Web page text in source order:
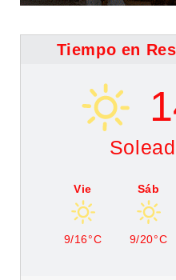
Tiempo en
Vie
9/16°C
Sáb
9/20°C